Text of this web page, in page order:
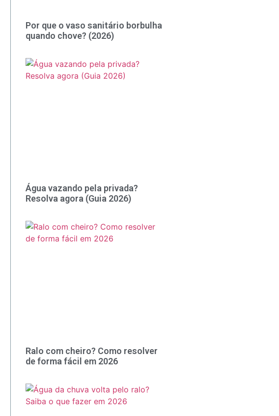
Por que o vaso sanitário borbulha
quando chove? (2026)
Água vazando pela privada?
Resolva agora (Guia 2026)
Ralo com cheiro? Como resolver
de forma fácil em 2026